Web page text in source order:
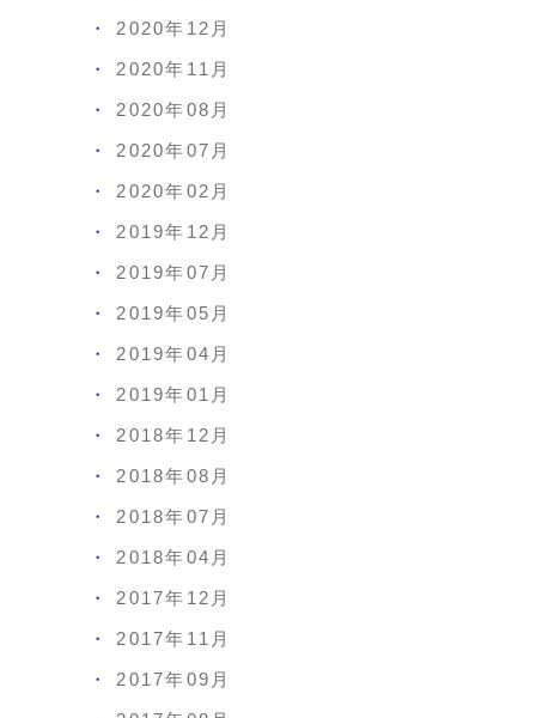
2020年12月
2020年11月
2020年08月
2020年07月
2020年02月
2019年12月
2019年07月
2019年05月
2019年04月
2019年01月
2018年12月
2018年08月
2018年07月
2018年04月
2017年12月
2017年11月
2017年09月